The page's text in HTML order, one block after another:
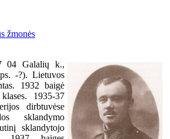
žmonės
04 Galalių k.,
-?). Lietuvos
1932 baigė
1935-37
dirbtuvėse
sklandymo
sklandytojo